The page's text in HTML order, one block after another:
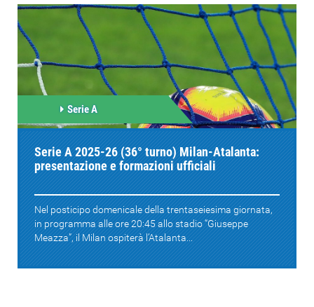
Serie A
Serie A 2025-26 (36° turno) Milan-Atalanta:
presentazione e formazioni ufficiali
Nel posticipo domenicale della trentaseiesima giornata,
in programma alle ore 20:45 allo stadio “Giuseppe
Meazza”, il Milan ospiterà l’Atalanta...